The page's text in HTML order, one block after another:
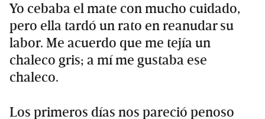
Yo cebaba el mate con mucho cuidado,
pero ella tardó un rato en reanudar su
labor. Me acuerdo que me tejía un
chaleco gris; a mí me gustaba ese
chaleco.
Los primeros días nos pareció penoso